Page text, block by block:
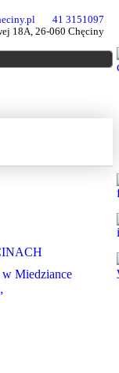
41 3151097
18A, 26-060 Chęciny